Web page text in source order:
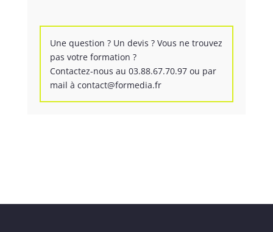
Une question ? Un devis ? Vous ne trouvez
pas votre formation ?
Contactez-nous au 03.88.67.70.97 ou par
mail à contact@formedia.fr